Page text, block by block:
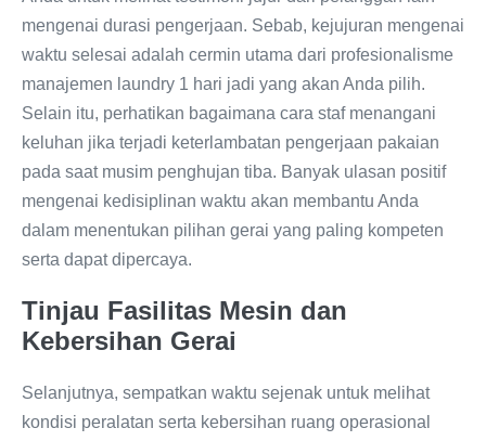
mengenai durasi pengerjaan. Sebab, kejujuran mengenai
waktu selesai adalah cermin utama dari profesionalisme
manajemen laundry 1 hari jadi yang akan Anda pilih.
Selain itu, perhatikan bagaimana cara staf menangani
keluhan jika terjadi keterlambatan pengerjaan pakaian
pada saat musim penghujan tiba. Banyak ulasan positif
mengenai kedisiplinan waktu akan membantu Anda
dalam menentukan pilihan gerai yang paling kompeten
serta dapat dipercaya.
Tinjau Fasilitas Mesin dan
Kebersihan Gerai
Selanjutnya, sempatkan waktu sejenak untuk melihat
kondisi peralatan serta kebersihan ruang operasional